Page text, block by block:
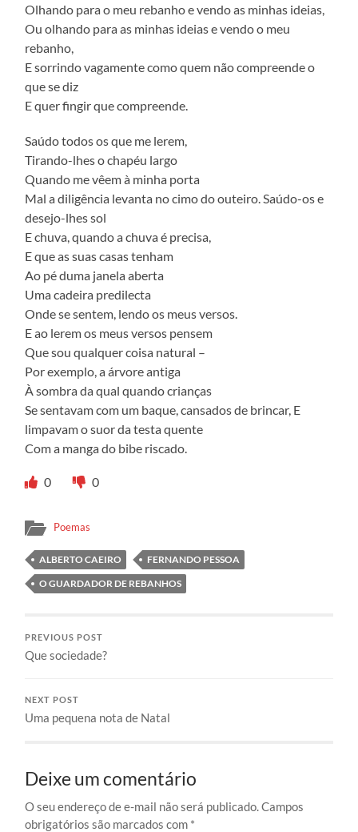
Olhando para o meu rebanho e vendo as minhas ideias,
Ou olhando para as minhas ideias e vendo o meu
rebanho,
E sorrindo vagamente como quem não compreende o
que se diz
E quer fingir que compreende.
Saúdo todos os que me lerem,
Tirando-lhes o chapéu largo
Quando me vêem à minha porta
Mal a diligência levanta no cimo do outeiro. Saúdo-os e
desejo-lhes sol
E chuva, quando a chuva é precisa,
E que as suas casas tenham
Ao pé duma janela aberta
Uma cadeira predilecta
Onde se sentem, lendo os meus versos.
E ao lerem os meus versos pensem
Que sou qualquer coisa natural –
Por exemplo, a árvore antiga
À sombra da qual quando crianças
Se sentavam com um baque, cansados de brincar, E
limpavam o suor da testa quente
Com a manga do bibe riscado.
0 0
Poemas
ALBERTO CAEIRO
FERNANDO PESSOA
O GUARDADOR DE REBANHOS
PREVIOUS POST
Que sociedade?
NEXT POST
Uma pequena nota de Natal
Deixe um comentário
O seu endereço de e-mail não será publicado.Campos
obrigatórios são marcados com *